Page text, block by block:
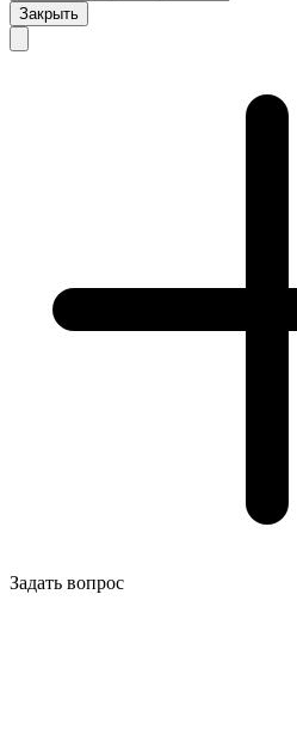
Закрыть
Задать вопрос